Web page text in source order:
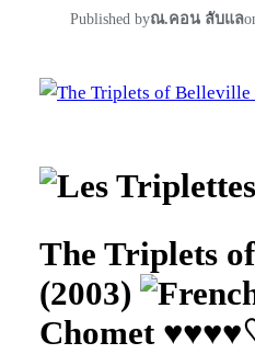
Published byณ.คอน ลับแล
The Triplets
(2003)
Chomet